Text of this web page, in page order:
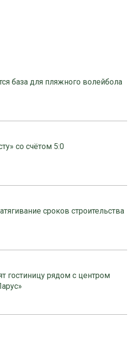
база для пляжного волейбола
со счётом 5:0
сроков строительства
гостиницу рядом с центром